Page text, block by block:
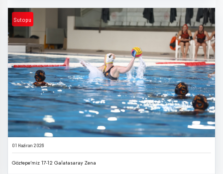
Sutopu
01 Haziran 2026
Göztepe’miz 17-12 Galatasaray Zena